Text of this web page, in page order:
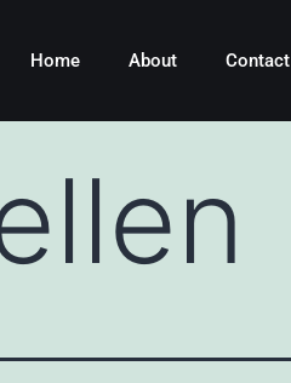
Home About Contact